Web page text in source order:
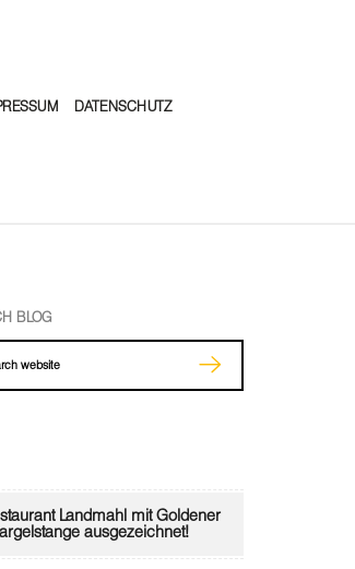
DATENSCHUTZ
BLOG
Landmahl mit Goldener
ausgezeichnet!